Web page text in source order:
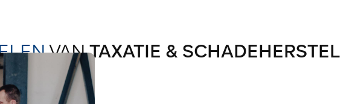
VANTAXATIE & SCHADEHERSTEL